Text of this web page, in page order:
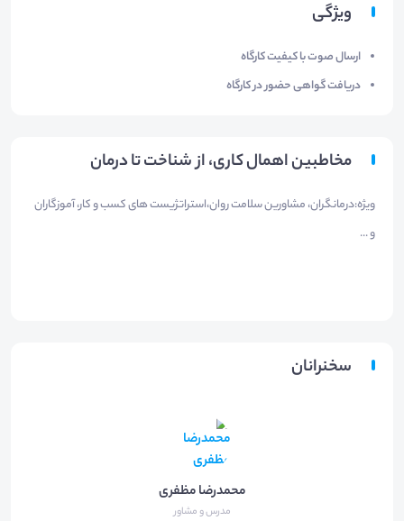
ویژگی
ارسال صوت با کیفیت کارگاه
دریافت گواهی حضور در کارگاه
مخاطبین اهمال کاری، از شناخت تا درمان
ویژه:درمانگران، مشاورین سلامت روان،استراتژیست های کسب و کار، آموزگاران
و ...
سخنرانان
محمدرضا مظفری
مدرس و مشاور